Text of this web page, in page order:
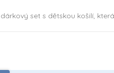
set s dětskou košilí,